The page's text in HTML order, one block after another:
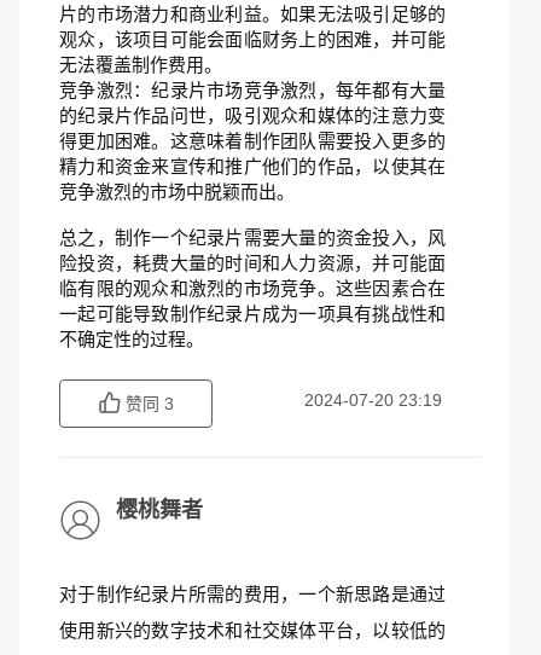
片的市场潜力和商业利益。如果无法吸引足够的
观众，该项目可能会面临财务上的困难，并可能
无法覆盖制作费用。
竞争激烈：纪录片市场竞争激烈，每年都有大量
的纪录片作品问世，吸引观众和媒体的注意力变
得更加困难。这意味着制作团队需要投入更多的
精力和资金来宣传和推广他们的作品，以使其在
竞争激烈的市场中脱颖而出。
总之，制作一个纪录片需要大量的资金投入，风
险投资，耗费大量的时间和人力资源，并可能面
临有限的观众和激烈的市场竞争。这些因素合在
一起可能导致制作纪录片成为一项具有挑战性和
不确定性的过程。
赞同 3 2024-07-20 23:19
樱桃舞者
对于制作纪录片所需的费用，一个新思路是通过
使用新兴的数字技术和社交媒体平台，以较低的